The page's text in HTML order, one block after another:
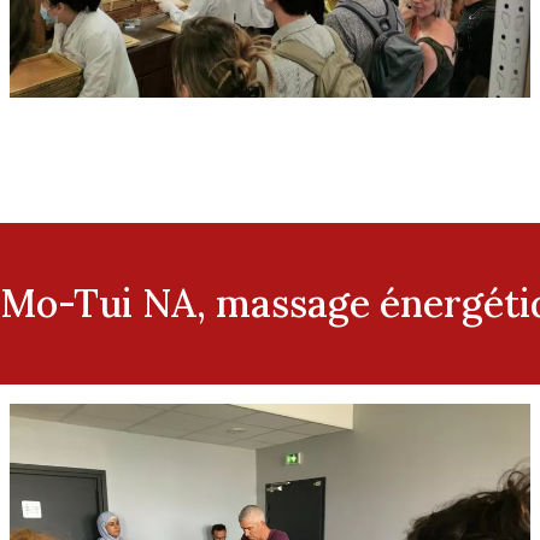
Tui NA, massage